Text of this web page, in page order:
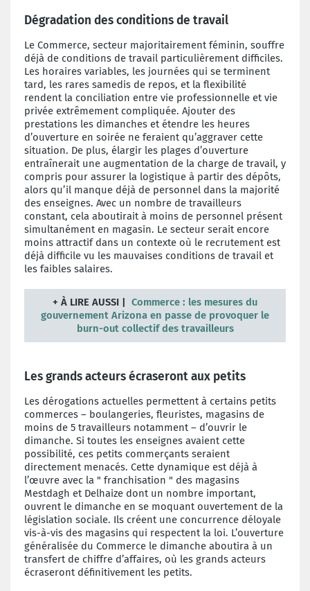
Dégradation des conditions de travail
Le Commerce, secteur majoritairement féminin, souffre
déjà de conditions de travail particulièrement difficiles.
Les horaires variables, les journées qui se terminent
tard, les rares samedis de repos, et la flexibilité
rendent la conciliation entre vie professionnelle et vie
privée extrêmement compliquée. Ajouter des
prestations les dimanches et étendre les heures
d’ouverture en soirée ne feraient qu’aggraver cette
situation. De plus, élargir les plages d’ouverture
entraînerait une augmentation de la charge de travail, y
compris pour assurer la logistique à partir des dépôts,
alors qu’il manque déjà de personnel dans la majorité
des enseignes. Avec un nombre de travailleurs
constant, cela aboutirait à moins de personnel présent
simultanément en magasin. Le secteur serait encore
moins attractif dans un contexte où le recrutement est
déjà difficile vu les mauvaises conditions de travail et
les faibles salaires.
+ À LIRE AUSSI | Commerce : les mesures du
gouvernement Arizona en passe de provoquer le
burn-out collectif des travailleurs
Les grands acteurs écraseront aux petits
Les dérogations actuelles permettent à certains petits
commerces – boulangeries, fleuristes, magasins de
moins de 5 travailleurs notamment – d’ouvrir le
dimanche. Si toutes les enseignes avaient cette
possibilité, ces petits commerçants seraient
directement menacés. Cette dynamique est déjà à
l’œuvre avec la " franchisation " des magasins
Mestdagh et Delhaize dont un nombre important,
ouvrent le dimanche en se moquant ouvertement de la
législation sociale. Ils créent une concurrence déloyale
vis-à-vis des magasins qui respectent la loi. L’ouverture
généralisée du Commerce le dimanche aboutira à un
transfert de chiffre d’affaires, où les grands acteurs
écraseront définitivement les petits.